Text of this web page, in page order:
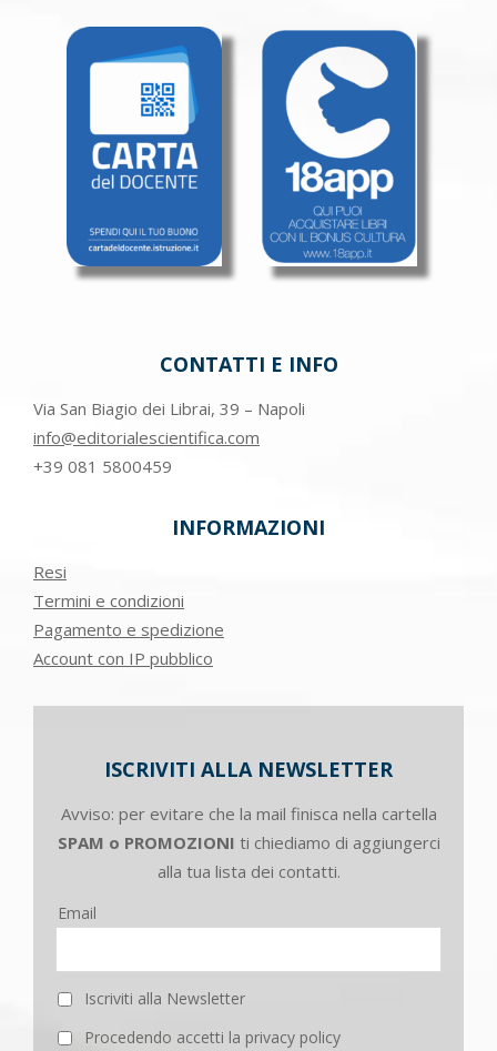
CONTATTI E INFO
Via San Biagio dei Librai, 39 – Napoli
info@editorialescientifica.com
+39 081 5800459
INFORMAZIONI
Resi
Termini e condizioni
Pagamento e spedizione
Account con IP pubblico
ISCRIVITI ALLA NEWSLETTER
Avviso: per evitare che la mail finisca nella cartella
SPAM o PROMOZIONI ti chiediamo di aggiungerci
alla tua lista dei contatti.
Email
Iscriviti alla Newsletter
Procedendo accetti la privacy policy